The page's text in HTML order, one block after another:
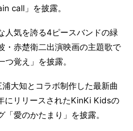
call」を披露。
人気を誇る4ピースバンドの緑
・赤楚衛二出演映画の主題歌で
覚え」を披露。
浦大知とコラボ制作した最新曲
にリリースされたKinKi Kidsの
愛のかたまり」を披露。